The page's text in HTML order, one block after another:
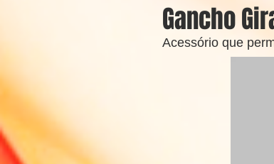
Gancho
Acessório que